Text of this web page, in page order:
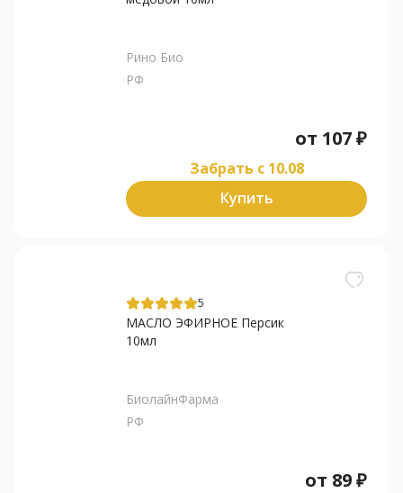
Рино Био
РФ
от 107₽
Забрать c 10.08
Купить
5
МАСЛО ЭФИРНОЕ Персик
10мл
БиолайнФарма
РФ
от 89₽